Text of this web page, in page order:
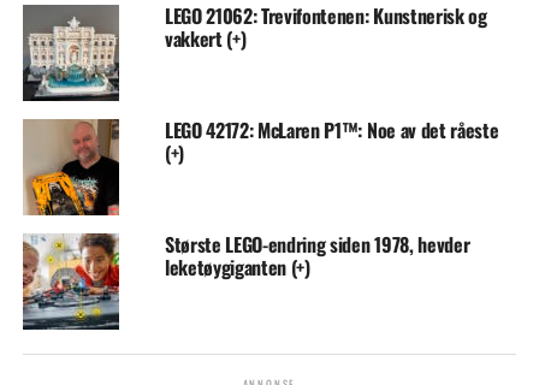
LEGO 21062: Trevifontenen: Kunstnerisk og
vakkert (+)
LEGO 42172: McLaren P1™: Noe av det råeste
(+)
Største LEGO-endring siden 1978, hevder
leketøygiganten (+)